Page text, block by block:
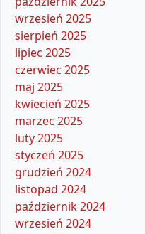
wrzesień 2025
sierpień 2025
lipiec 2025
czerwiec 2025
maj 2025
kwiecień 2025
marzec 2025
luty 2025
styczeń 2025
grudzień 2024
listopad 2024
październik 2024
wrzesień 2024